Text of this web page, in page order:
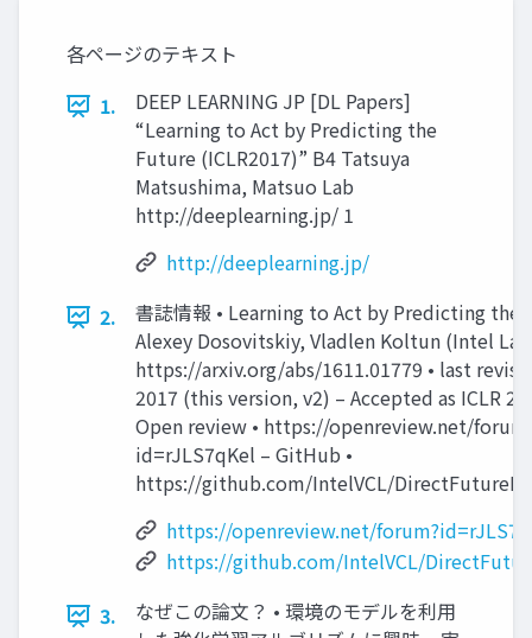
各ページのテキスト
1.
DEEP LEARNING JP [DL Papers]
“Learning to Act by Predicting the
Future (ICLR2017)” B4 Tatsuya
Matsushima, Matsuo Lab
http://deeplearning.jp/ 1
http://deeplearning.jp/
2.
書誌情報 • Learning to Act by Predicting the
Alexey Dosovitskiy, Vladlen Koltun (Intel
https://arxiv.org/abs/1611.01779 • last
2017 (this version, v2) – Accepted as ICLR
Open review • https://openreview.net/
id=rJLS7qKel – GitHub •
https://github.com/IntelVCL/
https://openreview.net/
https://github.com/IntelVCL/
3.
なぜこの論⽂？ • 環境のモデルを利⽤